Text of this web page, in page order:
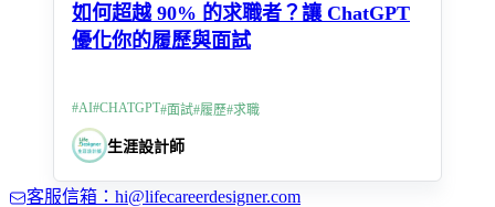
如何超越 90% 的求職者？讓 ChatGPT
優化你的履歷與面試
#AI#CHATGPT#面試#履歷#求職
生涯設計師
客服信箱：hi@lifecareerdesigner.com